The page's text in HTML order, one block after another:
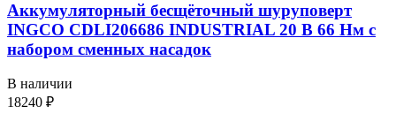
Аккумуляторный бесщёточный шуруповерт
INGCO CDLI206686 INDUSTRIAL 20 В 66 Нм с
набором сменных насадок
В наличии
18240 ₽